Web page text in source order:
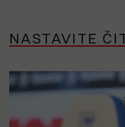
NASTAVITE